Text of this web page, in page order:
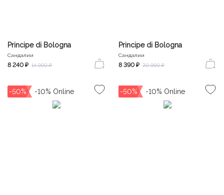
Principe di Bologna
Сандалии
8 240 ₽ 14 990 ₽
Principe di Bologna
Сандалии
8 390 ₽ 20 990 ₽
-50% -50%